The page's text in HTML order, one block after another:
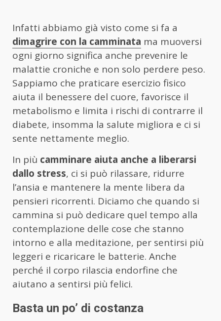
Infatti abbiamo già visto come si fa a
dimagrire con la camminata ma muoversi
ogni giorno significa anche prevenire le
malattie croniche e non solo perdere peso.
Sappiamo che praticare esercizio fisico
aiuta il benessere del cuore, favorisce il
metabolismo e limita i rischi di contrarre il
diabete, insomma la salute migliora e ci si
sente nettamente meglio.
In più camminare aiuta anche a liberarsi
dallo stress, ci si può rilassare, ridurre
l’ansia e mantenere la mente libera da
pensieri ricorrenti. Diciamo che quando si
cammina si può dedicare quel tempo alla
contemplazione delle cose che stanno
intorno e alla meditazione, per sentirsi più
leggeri e ricaricare le batterie. Anche
perché il corpo rilascia endorfine che
aiutano a sentirsi più felici.
Basta un po’ di costanza